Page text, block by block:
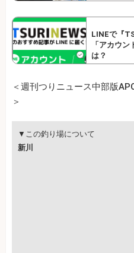
LINEで『
「アカウ
は？
＜週刊つりニュース中部版
＞
▼この釣り場について
新川